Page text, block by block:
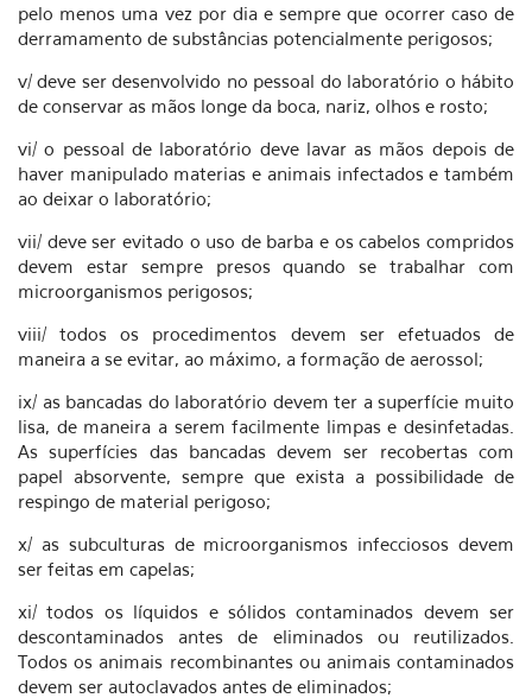
pelo menos uma vez por dia e sempre que ocorrer caso de
derramamento de substâncias potencialmente perigosos;
v/ deve ser desenvolvido no pessoal do laboratório o hábito
de conservar as mãos longe da boca, nariz, olhos e rosto;
vi/ o pessoal de laboratório deve lavar as mãos depois de
haver manipulado materias e animais infectados e também
ao deixar o laboratório;
vii/ deve ser evitado o uso de barba e os cabelos compridos
devem estar sempre presos quando se trabalhar com
microorganismos perigosos;
viii/ todos os procedimentos devem ser efetuados de
maneira a se evitar, ao máximo, a formação de aerossol;
ix/ as bancadas do laboratório devem ter a superfície muito
lisa, de maneira a serem facilmente limpas e desinfetadas.
As superfícies das bancadas devem ser recobertas com
papel absorvente, sempre que exista a possibilidade de
respingo de material perigoso;
x/ as subculturas de microorganismos infecciosos devem
ser feitas em capelas;
xi/ todos os líquidos e sólidos contaminados devem ser
descontaminados antes de eliminados ou reutilizados.
Todos os animais recombinantes ou animais contaminados
devem ser autoclavados antes de eliminados;